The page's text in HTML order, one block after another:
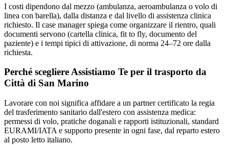
I costi dipendono dal mezzo (ambulanza, aeroambulanza o volo di
linea con barella), dalla distanza e dal livello di assistenza clinica
richiesto. Il case manager spiega come organizzare il rientro, quali
documenti servono (cartella clinica, fit to fly, documento del
paziente) e i tempi tipici di attivazione, di norma 24–72 ore dalla
richiesta.
Perché scegliere Assistiamo Te per il trasporto da
Città di San Marino
Lavorare con noi significa affidare a un partner certificato la regia
del trasferimento sanitario dall'estero con assistenza medica:
permessi di volo, pratiche doganali e rapporti istituzionali, standard
EURAMI/IATA e supporto presente in ogni fase, dal reparto estero
al posto letto italiano.